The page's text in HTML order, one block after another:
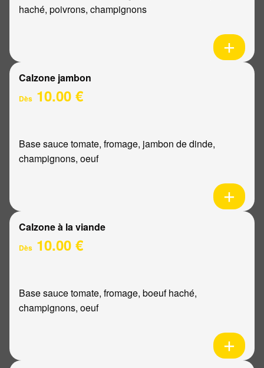
haché, poivrons, champignons
Calzone jambon
Dès 10.00 €
Base sauce tomate, fromage, jambon de dinde,
champignons, oeuf
Calzone à la viande
Dès 10.00 €
Base sauce tomate, fromage, boeuf haché,
champignons, oeuf